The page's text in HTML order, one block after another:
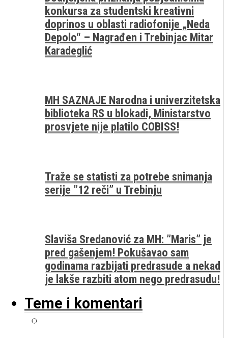
konkursa za studentski kreativni
doprinos u oblasti radiofonije „Neda
Depolo“ – Nagrađen i Trebinjac Mitar
Karadeglić
MH SAZNAJE Narodna i univerzitetska
biblioteka RS u blokadi, Ministarstvo
prosvjete nije platilo COBISS!
Traže se statisti za potrebe snimanja
serije ”12 reči” u Trebinju
Slaviša Sredanović za MH: ”Maris” je
pred gašenjem! Pokušavao sam
godinama razbijati predrasude a nekad
je lakše razbiti atom nego predrasudu!
Teme i komentari